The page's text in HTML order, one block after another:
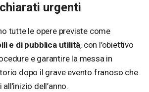
urgenti
tutte le opere previste come
e di pubblica utilità, con l’obiettivo
e garantire la messa in
dopo il grave evento franoso che
dell’anno.